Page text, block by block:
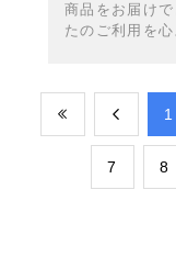
商品をお届け
たのご利用を
​1
​7 ​8